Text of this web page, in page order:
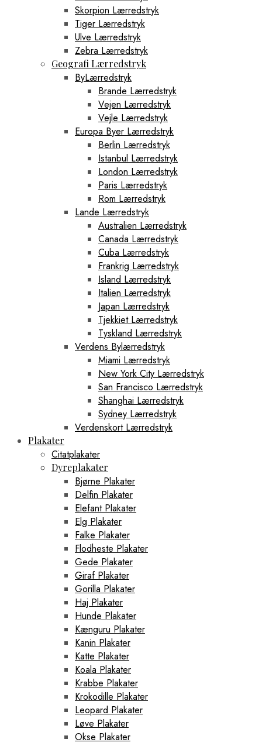
Skorpion Lærredstryk
Tiger Lærredstryk
Ulve Lærredstryk
Zebra Lærredstryk
Geografi Lærredstryk
ByLærredstryk
Brande Lærredstryk
Vejen Lærredstryk
Vejle Lærredstryk
Europa Byer Lærredstryk
Berlin Lærredstryk
Istanbul Lærredstryk
London Lærredstryk
Paris Lærredstryk
Rom Lærredstryk
Lande Lærredstryk
Australien Lærredstryk
Canada Lærredstryk
Cuba Lærredstryk
Frankrig Lærredstryk
Island Lærredstryk
Italien Lærredstryk
Japan Lærredstryk
Tjekkiet Lærredstryk
Tyskland Lærredstryk
Verdens Bylærredstryk
Miami Lærredstryk
New York City Lærredstryk
San Francisco Lærredstryk
Shanghai Lærredstryk
Sydney Lærredstryk
Verdenskort Lærredstryk
Plakater
Citatplakater
Dyreplakater
Bjørne Plakater
Delfin Plakater
Elefant Plakater
Elg Plakater
Falke Plakater
Flodheste Plakater
Gede Plakater
Giraf Plakater
Gorilla Plakater
Haj Plakater
Hunde Plakater
Kænguru Plakater
Kanin Plakater
Katte Plakater
Koala Plakater
Krabbe Plakater
Krokodille Plakater
Leopard Plakater
Løve Plakater
Okse Plakater